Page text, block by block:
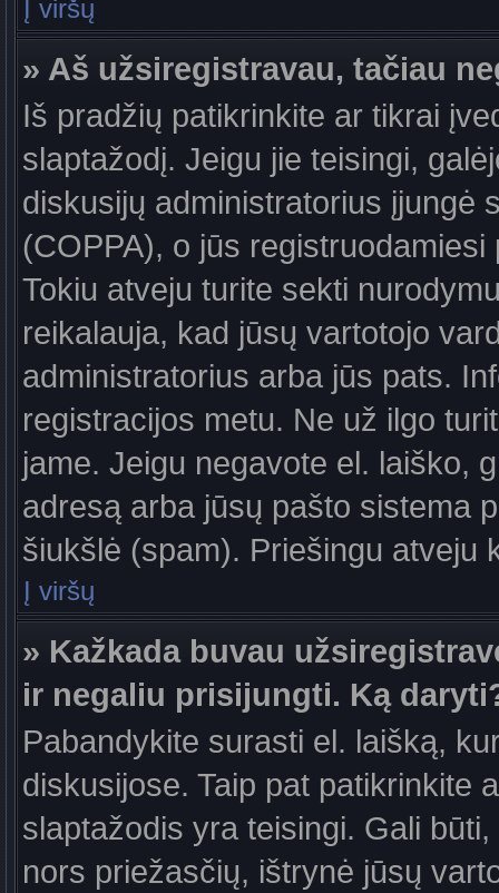
Į viršų
» Aš užsiregistravau, tačiau
Iš pradžių patikrinkite ar tikrai
slaptažodį. Jeigu jie teisingi,
diskusijų administratorius įjungė
(COPPA), o jūs
Tokiu atveju turite sekti
reikalauja, kad jūsų vartotojo
administratorius arba jūs pats.
registracijos metu. Ne už ilgo
jame. Jeigu negavote el. laiško,
adresą arba jūsų pašto sistema
šiukšlė (spam). Priešingu atveju
Į viršų
» Kažkada buvau
ir negaliu prisijungti. Ką
Pabandykite surasti el. laišką,
diskusijose. Taip pat patikrinkite
slaptažodis yra teisingi. Gali
nors priežasčių, ištrynė jūsų